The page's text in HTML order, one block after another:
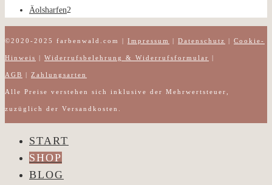
Äolsharfen2
Produkte
©2020-2025 farbenwald.com | Impressum Datenschutz Cookie-
Hinweis Widerrufsbelehrung & Widerrufsformular
AGB Zahlungsarten
Alle Preise verstehen sich inklusive der Mehrwertsteuer,
zuzüglich der Versandkosten.
START
SHOP
BLOG